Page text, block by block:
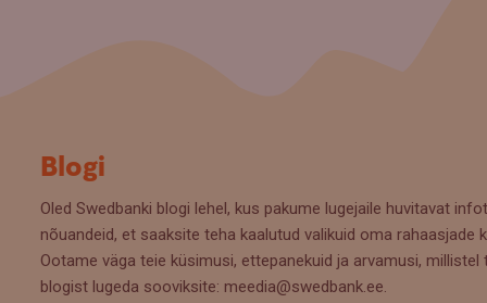
Blogi
Oled Swedbanki blogi lehel, kus pakume lugejaile huvitavat
nõuandeid, et saaksite teha kaalutud valikuid oma rahaasjade
Ootame väga teie küsimusi, ettepanekuid ja arvamusi, millistel
blogist lugeda sooviksite: meedia@swedbank.ee.